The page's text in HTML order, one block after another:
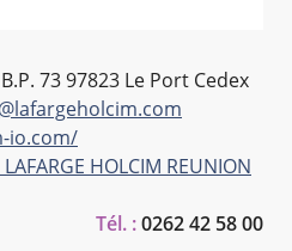
7397823 Le Port Cedex
io.com/
HOLCIM REUNION
Tél. :0262 42 58 00